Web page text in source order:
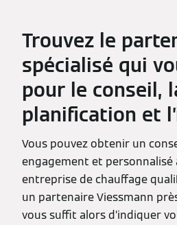
Trouvez le
spécialisé qui
pour le conseil,
planification et
Vous pouvez obtenir un
engagement et personnalisé
entreprise de chauffage
un partenaire Viessmann
vous suffit alors d’indiquer